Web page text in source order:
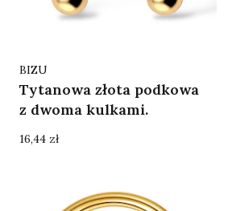
Tytanowa złota podkowa
z dwoma kulkami.
Producent
BIZU
Cena
16,44 zł